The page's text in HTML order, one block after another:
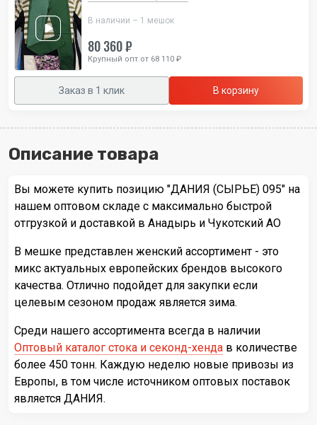
В наличии – 1 мешок
80 360 ₽
Крупный опт от 68 110 ₽
Заказ в 1 клик В корзину
Описание товара
Вы можете купить позицию "ДАНИЯ (СЫРЬЕ) 095" на
нашем оптовом складе с максимально быстрой
отгрузкой и доставкой в Анадырь и Чукотский АО
В мешке представлен женский ассортимент - это
микс актуальных европейских брендов высокого
качества. Отлично подойдет для закупки если
целевым сезоном продаж является зима.
Среди нашего ассортимента всегда в наличии
Оптовый каталог стока и секонд-хенда в количестве
более 450 тонн. Каждую неделю новые привозы из
Европы, в том числе источником оптовых поставок
является ДАНИЯ.